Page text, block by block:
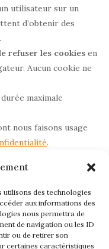
utilisons des technologies
aux informations des
nous permettra de
de navigation ou les ID
ou de retirer son
certaines caractéristiques
utilisateur sur un
d’obtenir des
refuser les cookies en
Aucun cookie ne
maximale
nous faisons usage
.
de
site https://gestalt-